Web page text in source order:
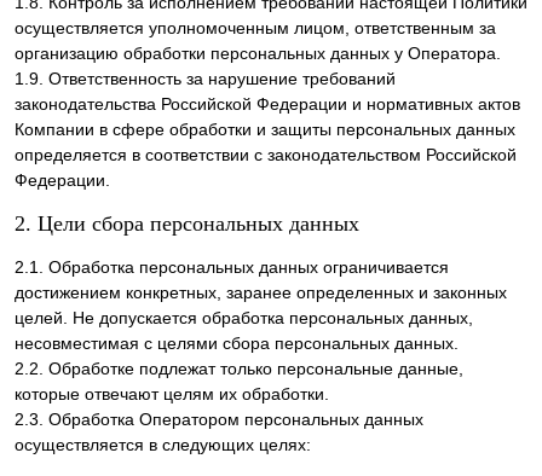
осуществляется уполномоченным лицом, ответственным за
организацию обработки персональных данных у Оператора.
1.9. Ответственность за нарушение требований
законодательства Российской Федерации и нормативных актов
Компании в сфере обработки и защиты персональных данных
определяется в соответствии с законодательством Российской
Федерации.
2. Цели сбора персональных данных
2.1. Обработка персональных данных ограничивается
достижением конкретных, заранее определенных и законных
целей. Не допускается обработка персональных данных,
несовместимая с целями сбора персональных данных.
2.2. Обработке подлежат только персональные данные,
которые отвечают целям их обработки.
2.3. Обработка Оператором персональных данных
осуществляется в следующих целях: